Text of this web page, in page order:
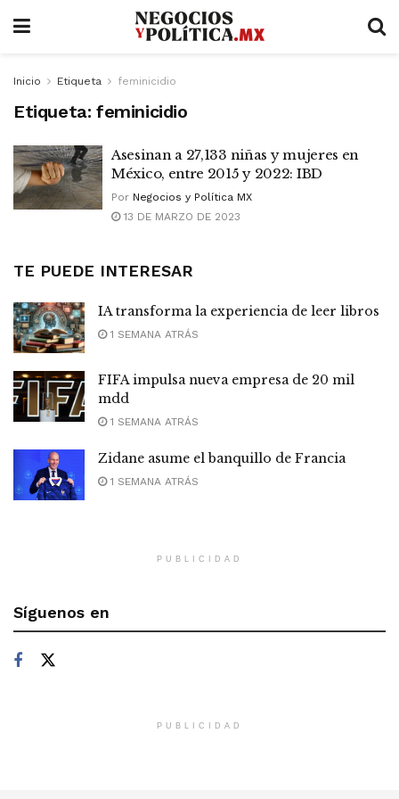
Inicio Etiqueta feminicidio
Etiqueta: feminicidio
Asesinan a 27,133 niñas y mujeres en
México, entre 2015 y 2022: IBD
Por Negocios y Política MX
13 DE MARZO DE 2023
TE PUEDE INTERESAR
IA transforma la experiencia de leer libros
1 SEMANA ATRÁS
FIFA impulsa nueva empresa de 20 mil
mdd
1 SEMANA ATRÁS
Zidane asume el banquillo de Francia
1 SEMANA ATRÁS
PUBLICIDAD
Síguenos en
PUBLICIDAD